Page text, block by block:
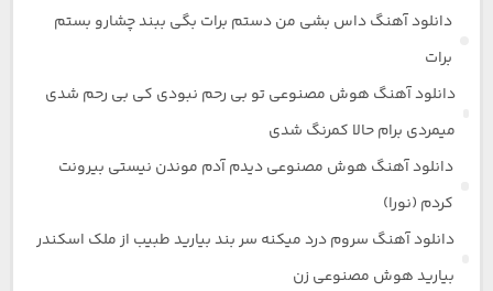
دانلود آهنگ داس بشی من دستم برات بگی ببند چشارو بستم
برات
دانلود آهنگ هوش مصنوعی تو بی رحم نبودی کی بی رحم شدی
میمردی برام حالا کمرنگ شدی
دانلود آهنگ هوش مصنوعی دیدم آدم موندن نیستی بیرونت
کردم (نورا)
دانلود آهنگ سروم درد میکنه سر بند بیارید طبیب از ملک اسکندر
بیارید هوش مصنوعی زن